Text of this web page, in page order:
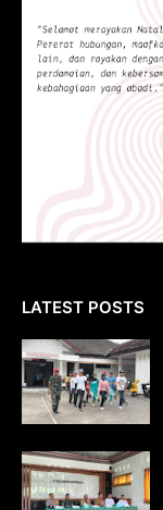
LATEST POSTS